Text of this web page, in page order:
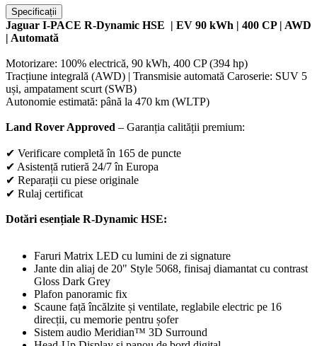
Specificații
Jaguar I-PACE R-Dynamic HSE | EV 90 kWh | 400 CP | AWD
| Automată
Motorizare: 100% electrică, 90 kWh, 400 CP (394 hp)
Tracțiune integrală (AWD) | Transmisie automată Caroserie: SUV 5
uși, ampatament scurt (SWB)
Autonomie estimată: până la 470 km (WLTP)
Land Rover Approved – Garanția calității premium:
✔ Verificare completă în 165 de puncte
✔ Asistență rutieră 24/7 în Europa
✔ Reparații cu piese originale
✔ Rulaj certificat
Dotări esențiale R-Dynamic HSE:
Faruri Matrix LED cu lumini de zi signature
Jante din aliaj de 20" Style 5068, finisaj diamantat cu contrast
Gloss Dark Grey
Plafon panoramic fix
Scaune față încălzite și ventilate, reglabile electric pe 16
direcții, cu memorie pentru șofer
Sistem audio Meridian™ 3D Surround